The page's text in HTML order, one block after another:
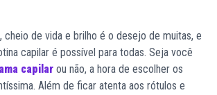
cheio de vida e brilho é o desejo de muitas, e
capilar é possível para todas. Seja você
capilar ou não, a hora de escolher os
Além de ficar atenta aos rótulos e